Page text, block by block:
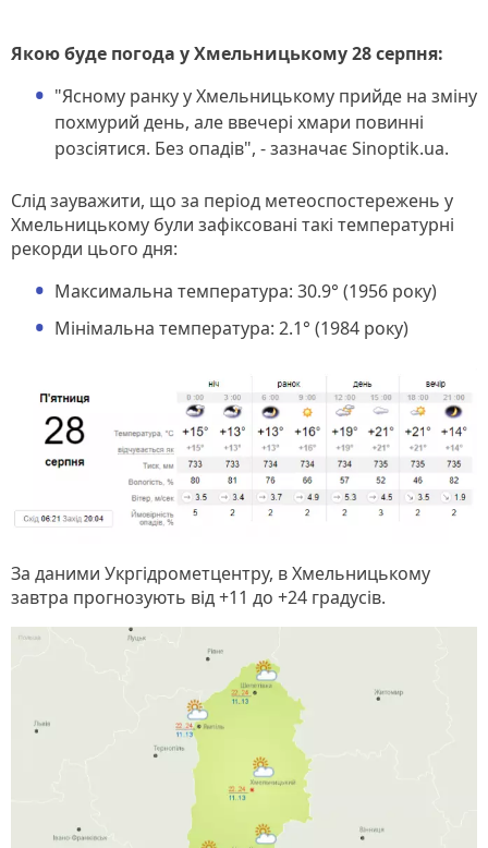
Якою буде погода у Хмельницькому 28 серпня:
"Ясному ранку у Хмельницькому прийде на зміну
похмурий день, але ввечері хмари повинні
розсіятися. Без опадів", - зазначає Sinoptik.ua.
Слід зауважити, що за період метеоспостережень у
Хмельницькому були зафіксовані такі температурні
рекорди цього дня:
Максимальна температура: 30.9° (1956 року)
Мінімальна температура: 2.1° (1984 року)
За даними Укргідрометцентру, в Хмельницькому
завтра прогнозують від +11 до +24 градусів.